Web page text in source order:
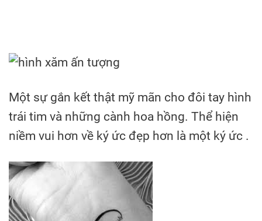
Một sự gắn kết thật mỹ mãn cho đôi tay hình
trái tim và những cành hoa hồng. Thể hiện
niềm vui hơn về ký ức đẹp hơn là một ký ức .